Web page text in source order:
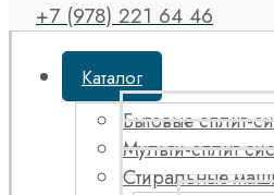
+7 (978) 221 64 46
Каталог
Бытовые сплит-
Мульти-сплит
Стиральные